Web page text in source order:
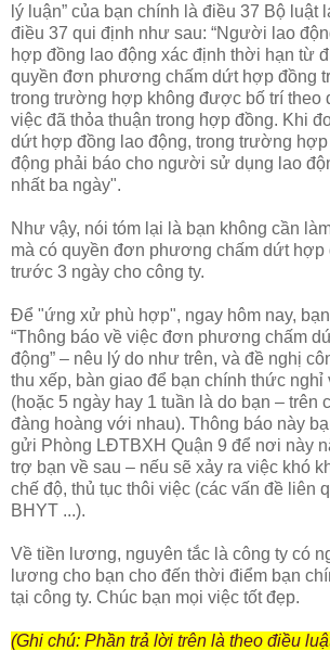
lý luận” của bạn chính là điều 37 Bộ luật
điều 37 qui định như sau: “Người lao
hợp đồng lao động xác định thời hạn từ
quyền đơn phương chấm dứt hợp đồng
trong trường hợp không được bố trí theo
việc đã thỏa thuận trong hợp đồng. Khi
dứt hợp đồng lao động, trong trường
động phải báo cho người sử dụng lao
nhất ba ngày".
Như vậy, nói tóm lại là bạn không cần
mà có quyền đơn phương chấm dứt hợp
trước 3 ngày cho công ty.
Để "ứng xử phù hợp", ngay hôm nay,
“Thông báo về việc đơn phương chấm
động” – nêu lý do như trên, và đề nghị
thu xếp, bàn giao để bạn chính thức nghỉ
(hoặc 5 ngày hay 1 tuần là do bạn – trên
đàng hoàng với nhau). Thông báo này
gửi Phòng LĐTBXH Quận 9 để nơi này
trợ bạn về sau – nếu sẽ xảy ra việc khó
chế độ, thủ tục thôi việc (các vấn đề liên
BHYT ...).
Về tiền lương, nguyên tắc là công ty có
lương cho bạn cho đến thời điểm bạn
tại công ty. Chúc bạn mọi việc tốt đẹp.
(Ghi chú: Phần trả lời trên là theo điều